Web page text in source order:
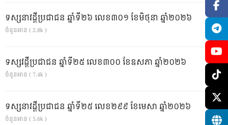
ទស្សនាវដ្ដីប្រជាជន ឆ្នាំទី២៦ លេខ៣០១ ខែមិថុនា ឆ្នាំ២០២៦
ចំនួនអាន ( 2.8k )
ទស្សវដ្តីប្រជាជន ឆ្នាំទី២៥ លេខ៣០០ ខែឧសភា ឆ្នាំ២០២៦
ចំនួនអាន ( 7.4k )
ទស្សនាវដ្ដីប្រជាជន ឆ្នាំទី២៥ លេខ២៩៩ ខែមេសា ឆ្នាំ២០២៦
ចំនួនអាន ( 5.6k )